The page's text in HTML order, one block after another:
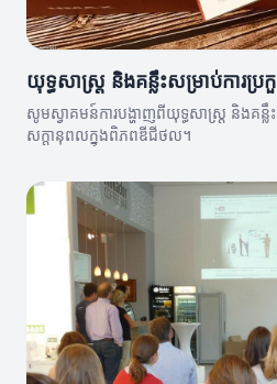
យុទ្ធសាស្ត្រ និងគន្លឹះសម្រាប់ការប្រកួ
សូមស្វាគមន៍ការបង្ហាញពីយុទ្ធសាស្ត្រ និងគន្លឹ
សក្តានុពលក្នុងពិភពឌីជីថល។